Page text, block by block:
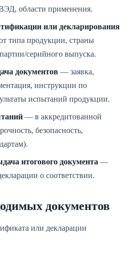
области применения.
или декларирования
типа продукции, страны
серийного выпуска.
документов — заявка,
инструкции по
испытаний продукции.
— в аккредитованной
безопасность,
итогового документа —
о соответствии.
документов
или декларации